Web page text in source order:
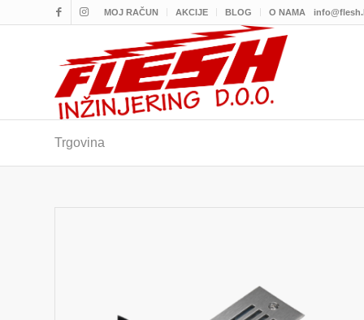
MOJ RAČUN AKCIJE BLOG O NAMA
Trgovina